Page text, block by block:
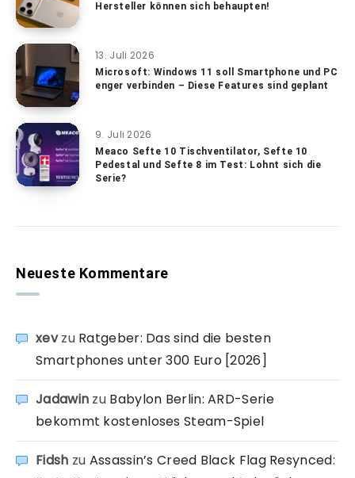
Hersteller können sich behaupten!
13. Juli 2026
Microsoft: Windows 11 soll Smartphone und PC
enger verbinden – Diese Features sind geplant
9. Juli 2026
Meaco Sefte 10 Tischventilator, Sefte 10
Pedestal und Sefte 8 im Test: Lohnt sich die
Serie?
Neueste Kommentare
xevzu Ratgeber: Das sind die besten
Smartphones unter 300 Euro [2026]
Jadawin zu Babylon Berlin: ARD-Serie
bekommt kostenloses Steam-Spiel
Fidsh zu Assassin’s Creed Black Flag Resynced: